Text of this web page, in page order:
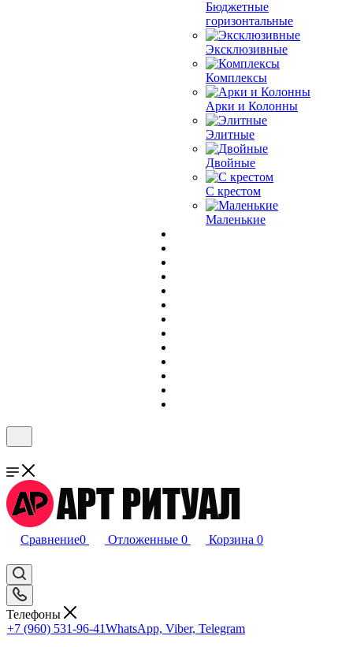
Бюджетные
горизонтальные
Эксклюзивные
Комплексы
Арки и Колонны
Элитные
Двойные
С крестом
Маленькие
Сравнение0 Отложенные 0 Корзина 0
Телефоны
+7 (960) 531-96-41WhatsApp, Viber, Telegram